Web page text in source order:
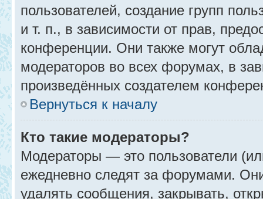
пользователей, создание групп
и т. п., в зависимости от прав,
конференции. Они также могут
модераторов во всех форумах, в
произведённых создателем
Вернуться к началу
Кто такие модераторы?
Модераторы — это пользователи
ежедневно следят за форумами.
удалять сообщения, закрывать,